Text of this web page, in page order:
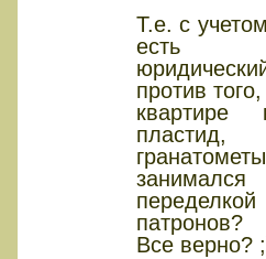
Т.е. с
есть
против
патронов?
Все верно?